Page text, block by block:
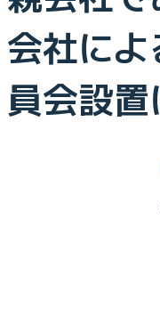
会社に
員会設